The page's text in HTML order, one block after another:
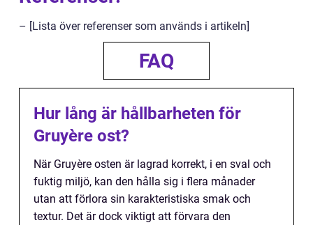
– [Lista över referenser som används i artikeln]
FAQ
Hur lång är hållbarheten för
Gruyère ost?
När Gruyère osten är lagrad korrekt, i en sval och
fuktig miljö, kan den hålla sig i flera månader
utan att förlora sin karakteristiska smak och
textur. Det är dock viktigt att förvara den